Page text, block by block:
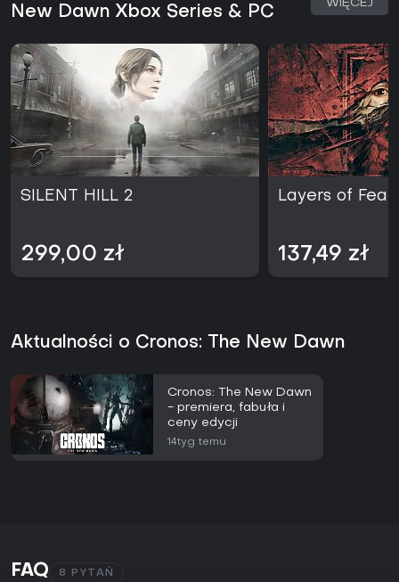
New Dawn Xbox Series & PC
WIĘCEJ
SILENT HILL 2
299,00 zł
Layers of Fear
137,49 zł
Aktualności o Cronos: The New Dawn
Cronos: The New Dawn
- premiera, fabuła i
ceny edycji
14tyg temu
FAQ 8 PYTAŃ